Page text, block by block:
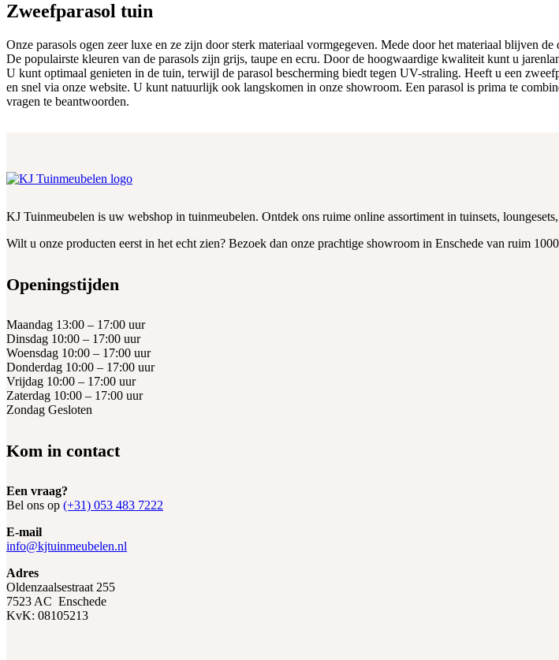
Zweefparasol tuin
Onze parasols ogen zeer luxe en ze zijn door sterk materiaal vormgegeven. Mede door het materiaal blijven
De populairste kleuren van de parasols zijn grijs, taupe en ecru. Door de hoogwaardige kwaliteit kunt u
U kunt optimaal genieten in de tuin, terwijl de parasol bescherming biedt tegen UV-straling. Heeft u een
en snel via onze website. U kunt natuurlijk ook langskomen in onze showroom. Een parasol is prima te
vragen te beantwoorden.
KJ Tuinmeubelen is uw webshop in tuinmeubelen. Ontdek ons ruime online assortiment in tuinsets,
Wilt u onze producten eerst in het echt zien? Bezoek dan onze prachtige showroom in Enschede van ruim
Openingstijden
Maandag 13:00 – 17:00 uur
Dinsdag 10:00 – 17:00 uur
Woensdag 10:00 – 17:00 uur
Donderdag 10:00 – 17:00 uur
Vrijdag 10:00 – 17:00 uur
Zaterdag 10:00 – 17:00 uur
Zondag Gesloten
Kom in contact
Een vraag?
Bel ons op (+31) 053 483 7222
E-mail
info@kjtuinmeubelen.nl
Adres
Oldenzaalsestraat 255
7523 AC Enschede
KvK: 08105213